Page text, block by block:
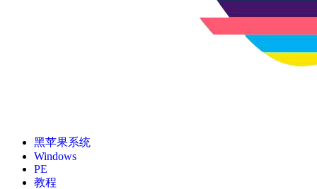
黑苹果系统
Windows
PE
教程